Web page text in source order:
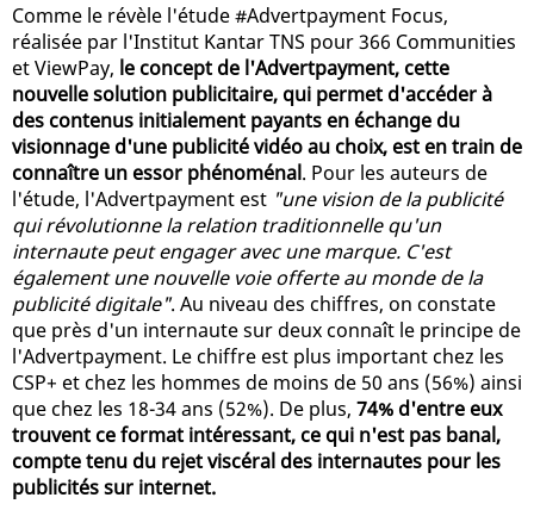
Comme le révèle l'étude #Advertpayment Focus,
réalisée par l'Institut Kantar TNS pour 366 Communities
et ViewPay, le concept de l'Advertpayment, cette
nouvelle solution publicitaire, qui permet d'accéder à
des contenus initialement payants en échange du
visionnage d'une publicité vidéo au choix, est en train de
connaître un essor phénoménal. Pour les auteurs de
l'étude, l'Advertpayment est "une vision de la publicité
qui révolutionne la relation traditionnelle qu'un
internaute peut engager avec une marque. C'est
également une nouvelle voie offerte au monde de la
publicité digitale". Au niveau des chiffres, on constate
que près d'un internaute sur deux connaît le principe de
l'Advertpayment. Le chiffre est plus important chez les
CSP+ et chez les hommes de moins de 50 ans (56%) ainsi
que chez les 18-34 ans (52%). De plus, 74% d'entre eux
trouvent ce format intéressant, ce qui n'est pas banal,
compte tenu du rejet viscéral des internautes pour les
publicités sur internet.